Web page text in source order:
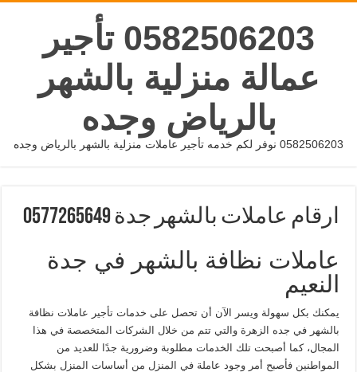
0582506203 تأجير
عمالة منزلية بالشهر
بالرياض وجده
0582506203 نوفر لكم خدمه تأجير عاملات منزلية بالشهر بالرياض وجده
ارقام عاملات بالشهر جدة 0577265649
عاملات نظافة بالشهر في جدة
النعيم
يمكنك بكل سهولة ويسر الآن أن تحصل على خدمات تأجير عاملات نظافة
بالشهر في جده الزهرة والتي تتم من خلال الشركات المتخصصة في هذا
المجال، كما أصبحت تلك الخدمات مطلوبة وضرورية جدًا للعديد من
المواطنين فأصبح أمر وجود عاملة في المنزل من أساسات المنزل بشكل